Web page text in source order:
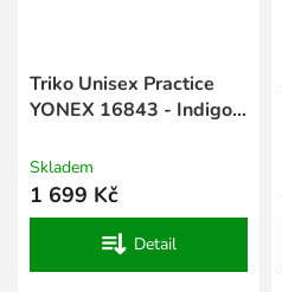
Triko Unisex Practice
YONEX 16843 - Indigo
Skladem
1 699 Kč
Detail